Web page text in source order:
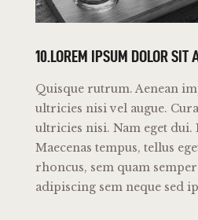
10.LOREM IPSUM DOLOR SIT
Quisque rutrum. Aenean
ultricies nisi vel augue.
ultricies nisi. Nam eget dui.
Maecenas tempus, tellus
rhoncus, sem quam
adipiscing sem neque sed